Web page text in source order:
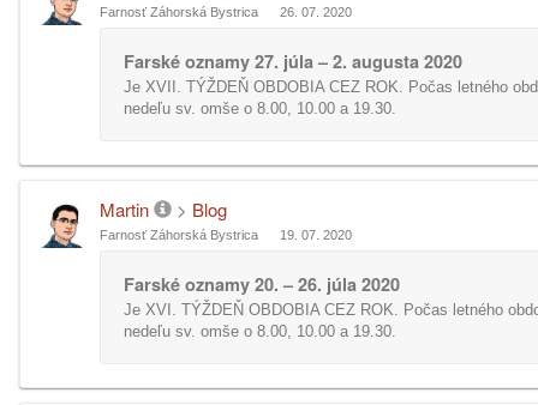
Farnosť Záhorská Bystrica 26. 07. 2020
Farské oznamy 27. júla – 2. augusta 2020
Je XVII. TÝŽDEŇ OBDOBIA CEZ ROK. Počas letného
nedeľu sv. omše o 8.00, 10.00 a 19.30.
Martin > Blog
Farnosť Záhorská Bystrica 19. 07. 2020
Farské oznamy 20. – 26. júla 2020
Je XVI. TÝŽDEŇ OBDOBIA CEZ ROK. Počas letného
nedeľu sv. omše o 8.00, 10.00 a 19.30.